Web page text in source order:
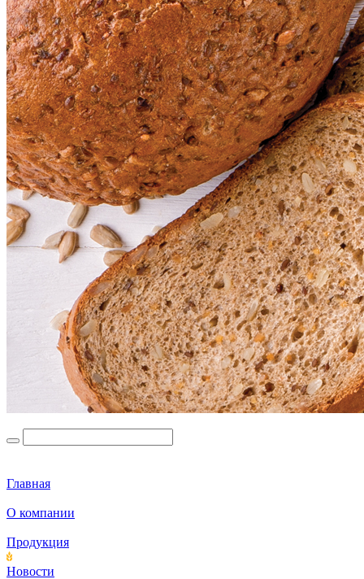
Главная
О компании
Продукция
Новости